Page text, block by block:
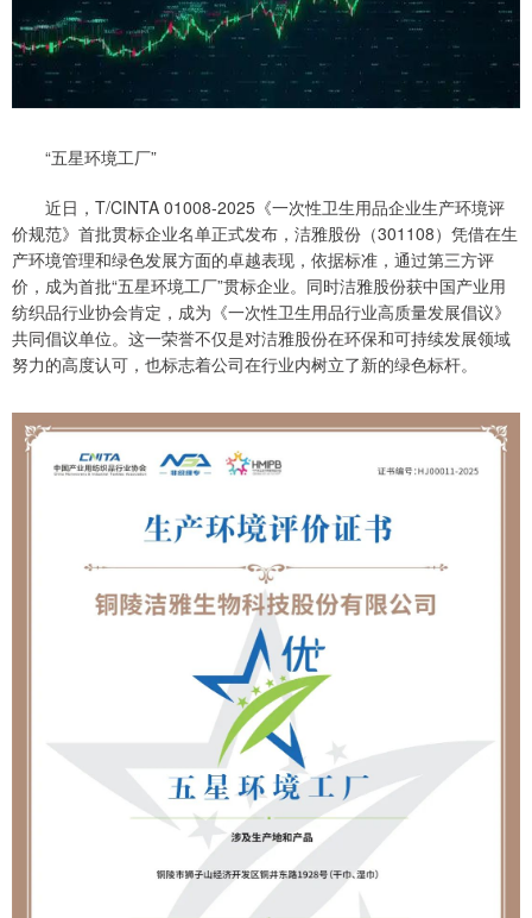
“五星环境工厂”
近日，T/CINTA 01008-2025《一次性卫生用品企业生产环境评
价规范》首批贯标企业名单正式发布，洁雅股份（301108）凭借在生
产环境管理和绿色发展方面的卓越表现，依据标准，通过第三方评
价，成为首批“五星环境工厂”贯标企业。同时洁雅股份获中国产业用
纺织品行业协会肯定，成为《一次性卫生用品行业高质量发展倡议》
共同倡议单位。这一荣誉不仅是对洁雅股份在环保和可持续发展领域
努力的高度认可，也标志着公司在行业内树立了新的绿色标杆。